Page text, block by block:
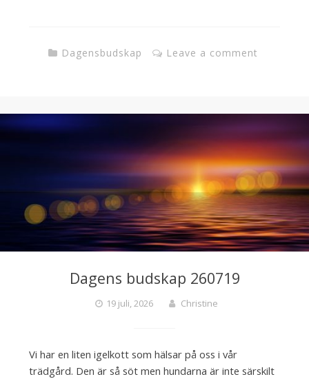
Dagensbudskap Leave a comment
Dagens budskap 260719
19 juli, 2026 Christine
Vi har en liten igelkott som hälsar på oss i vår
trädgård. Den är så söt men hundarna är inte särskilt